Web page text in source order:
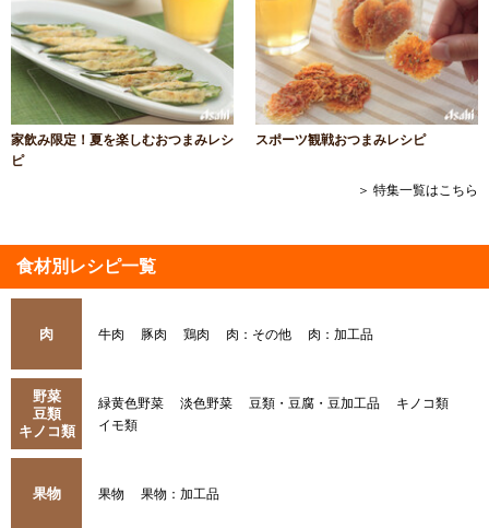
家飲み限定！夏を楽しむおつまみレシ
ピ
スポーツ観戦おつまみレシピ
＞ 特集一覧はこちら
食材別レシピ一覧
肉 牛肉 豚肉 鶏肉 肉：その他 肉：加工品
野菜
豆類
キノコ類
緑黄色野菜 淡色野菜 豆類・豆腐・豆加工品
キノコ類
イモ類
果物 果物 果物：加工品